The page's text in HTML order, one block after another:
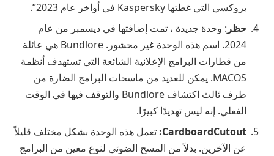
بروكسي التي غطتها Kaspersky في أواخر عام 2023”.
حظر : وحدة جديدة ، تمت إضافتها في ديسمبر من عام
2024. اسم هذه الوحدة غير محشور. Bundlore هي عائلة
من قطارات البرامج الإعلانية الشائعة التي تستهدف أنظمة
MACOS. يمكن للعديد من ماسحات البرامج الضارة من
طرف ثالث اكتشاف Bundlore والتوقف فيها في الوقت
الفعلي. إنه ليس تهديدًا كبيرًا.
CardboardCutout: تعمل هذه الوحدة بشكل مختلف قليلاً
عن الآخرين. بدلاً من المسح الضوئي لنوع معين من البرامج